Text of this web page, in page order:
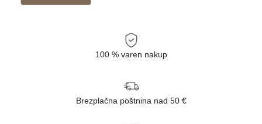
100 % varen nakup
Brezplačna poštnina nad 50 €